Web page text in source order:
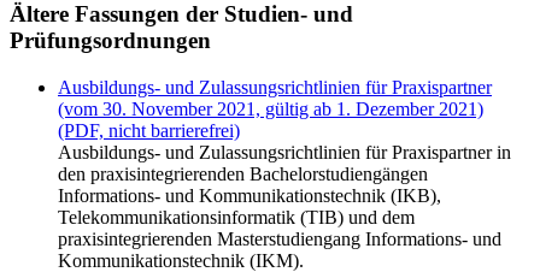
Ältere Fassungen der Studien- und
Prüfungsordnungen
Ausbildungs- und Zulassungsrichtlinien für Praxispartner
(vom 30. November 2021, gültig ab 1. Dezember 2021)
(PDF, nicht barrierefrei)
Ausbildungs- und Zulassungsrichtlinien für Praxispartner in
den praxisintegrierenden Bachelorstudiengängen
Informations- und Kommunikationstechnik (IKB),
Telekommunikationsinformatik (TIB) und dem
praxisintegrierenden Masterstudiengang Informations- und
Kommunikationstechnik (IKM).